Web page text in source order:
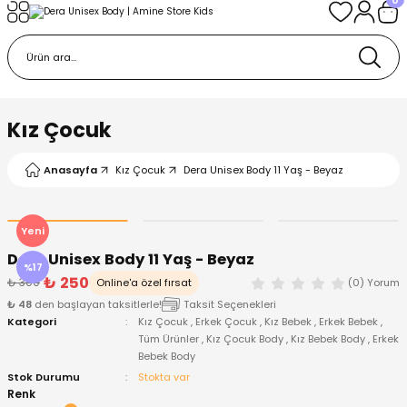
Kız Çocuk
Anasayfa Kız Çocuk Dera Unisex Body 11 Yaş - Beyaz
Yeni
%17
Dera Unisex Body 11 Yaş - Beyaz
₺ 300 ₺ 250 Online'a özel fırsat
(0) Yorum
₺ 48 den başlayan taksitlerle!
Taksit Seçenekleri
Kategori
Kız Çocuk , Erkek Çocuk , Kız Bebek , Erkek Bebek ,
Tüm Ürünler , Kız Çocuk Body , Kız Bebek Body , Erkek
Bebek Body
Stok Durumu
Stokta var
Renk
Giyim
Bere ve Eldiven
Bere ve Eldiven
Body
ve Patik
Çıkışı ve Zıbın Seti
Ürünleri